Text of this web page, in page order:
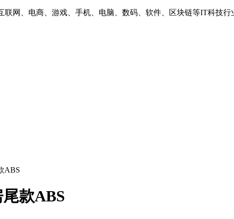
网、电商、游戏、手机、电脑、数码、软件、区块链等IT科技行
ABS
款ABS